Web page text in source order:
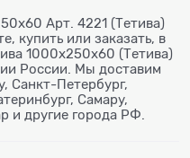
Арт. 4221 (Тетива)
купить или заказать, в
1000x250x60 (Тетива)
России. Мы доставим
Санкт-Петербург,
Самару,
и другие города РФ.